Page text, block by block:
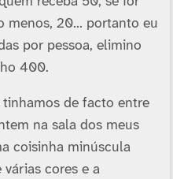
menos, 20… portanto eu
por pessoa, elimino
400.
tinhamos de facto entre
na sala dos meus
coisinha minúscula
cores e a